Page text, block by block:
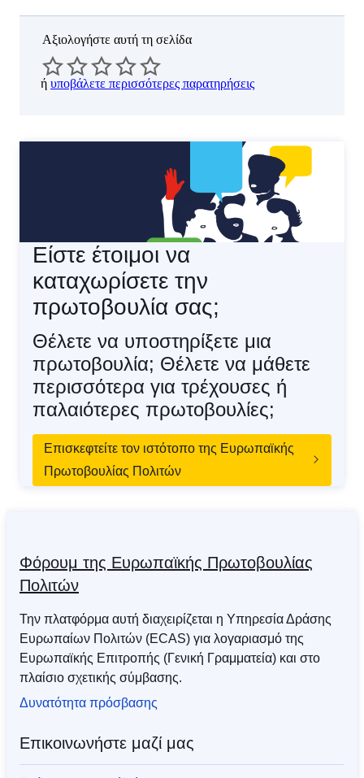
Αξιολογήστε αυτή τη σελίδα
ή υποβάλετε περισσότερες παρατηρήσεις
Είστε έτοιμοι να
καταχωρίσετε την
πρωτοβουλία σας;
Θέλετε να υποστηρίξετε μια
πρωτοβουλία; Θέλετε να μάθετε
περισσότερα για τρέχουσες ή
παλαιότερες πρωτοβουλίες;
Επισκεφτείτε τον ιστότοπο της Ευρωπαϊκής
Πρωτοβουλίας Πολιτών
Φόρουμ της Ευρωπαϊκής Πρωτοβουλίας
Πολιτών
Την πλατφόρμα αυτή διαχειρίζεται η Υπηρεσία Δράσης
Ευρωπαίων Πολιτών (ECAS) για λογαριασμό της
Ευρωπαϊκής Επιτροπής (Γενική Γραμματεία) και στο
πλαίσιο σχετικής σύμβασης.
Δυνατότητα πρόσβασης
Επικοινωνήστε μαζί μας